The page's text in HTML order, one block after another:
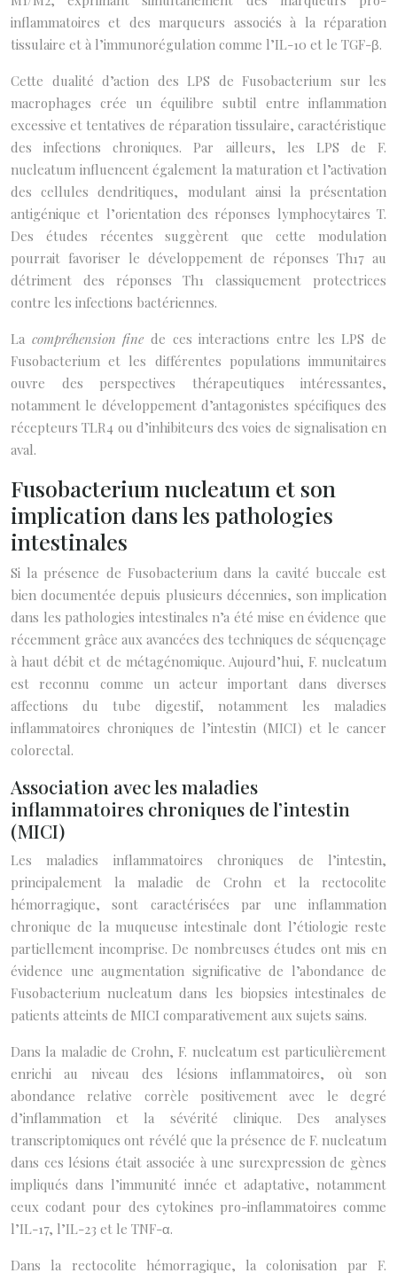
inflammatoires et des marqueurs associés à la réparation
tissulaire et à l’immunorégulation comme l’IL-10 et le TGF-β.
Cette dualité d’action des LPS de Fusobacterium sur les
macrophages crée un équilibre subtil entre inflammation
excessive et tentatives de réparation tissulaire, caractéristique
des infections chroniques. Par ailleurs, les LPS de F.
nucleatum influencent également la maturation et l’activation
des cellules dendritiques, modulant ainsi la présentation
antigénique et l’orientation des réponses lymphocytaires T.
Des études récentes suggèrent que cette modulation
pourrait favoriser le développement de réponses Th17 au
détriment des réponses Th1 classiquement protectrices
contre les infections bactériennes.
La compréhension finede ces interactions entre les LPS de
Fusobacterium et les différentes populations immunitaires
ouvre des perspectives thérapeutiques intéressantes,
notamment le développement d’antagonistes spécifiques des
récepteurs TLR4 ou d’inhibiteurs des voies de signalisation en
aval.
Fusobacterium nucleatum et son
implication dans les pathologies
intestinales
Si la présence de Fusobacterium dans la cavité buccale est
bien documentée depuis plusieurs décennies, son implication
dans les pathologies intestinales n’a été mise en évidence que
récemment grâce aux avancées des techniques de séquençage
à haut débit et de métagénomique. Aujourd’hui, F. nucleatum
est reconnu comme un acteur important dans diverses
affections du tube digestif, notamment les maladies
inflammatoires chroniques de l’intestin (MICI) et le cancer
colorectal.
Association avec les maladies
inflammatoires chroniques de l’intestin
(MICI)
Les maladies inflammatoires chroniques de l’intestin,
principalement la maladie de Crohn et la rectocolite
hémorragique, sont caractérisées par une inflammation
chronique de la muqueuse intestinale dont l’étiologie reste
partiellement incomprise. De nombreuses études ont mis en
évidence une augmentation significative de l’abondance de
Fusobacterium nucleatum dans les biopsies intestinales de
patients atteints de MICI comparativement aux sujets sains.
Dans la maladie de Crohn, F. nucleatum est particulièrement
enrichi au niveau des lésions inflammatoires, où son
abondance relative corrèle positivement avec le degré
d’inflammation et la sévérité clinique. Des analyses
transcriptomiques ont révélé que la présence de F. nucleatum
dans ces lésions était associée à une surexpression de gènes
impliqués dans l’immunité innée et adaptative, notamment
ceux codant pour des cytokines pro-inflammatoires comme
l’IL-17, l’IL-23 et le TNF-α.
Dans la rectocolite hémorragique, la colonisation par F.